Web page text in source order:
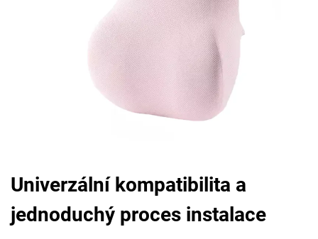
Univerzální kompatibilita a
jednoduchý proces instalace